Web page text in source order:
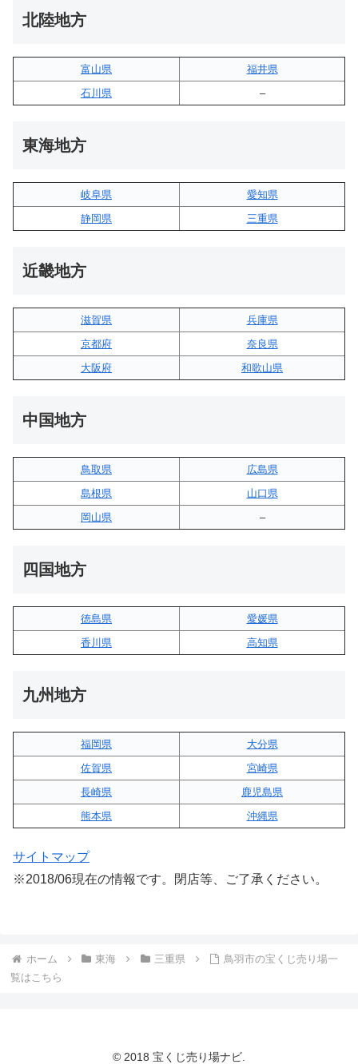
北陸地方
富山県
福井県
石川県
–
東海地方
岐阜県
愛知県
静岡県
三重県
近畿地方
滋賀県
兵庫県
京都府
奈良県
大阪府
和歌山県
中国地方
鳥取県
広島県
島根県
山口県
岡山県
–
四国地方
徳島県
愛媛県
香川県
高知県
九州地方
福岡県
大分県
佐賀県
宮崎県
長崎県
鹿児島県
熊本県
沖縄県
サイトマップ
※2018/06現在の情報です。閉店等、ご了承ください。
ホーム 東海 三重県
鳥羽市の宝くじ売り場一
覧はこちら
© 2018 宝くじ売り場ナビ.